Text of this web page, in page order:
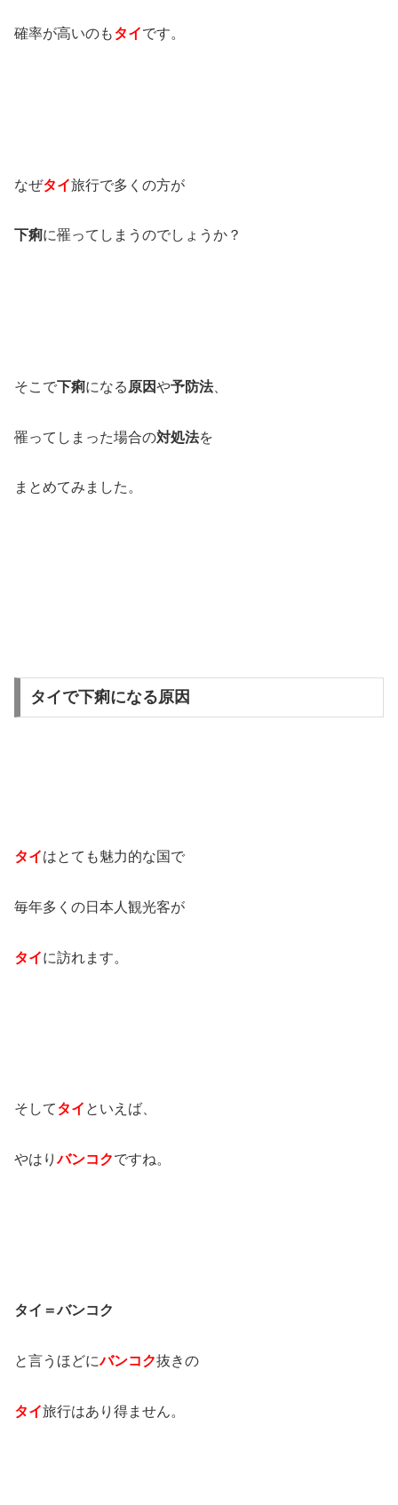
確率が高いのもタイです。
なぜタイ旅行で多くの方が
下痢に罹ってしまうのでしょうか？
そこで下痢になる 原因や予防法、
罹ってしまった場合の対処法を
まとめてみました。
タイで下痢になる原因
タイはとても魅力的な国で
毎年多くの日本人観光客が
タイに訪れます。
そしてタイ といえば、
やはりバンコクですね。
タイ＝バンコク
と言うほどにバンコク抜きの
タイ旅行はあり得ません。